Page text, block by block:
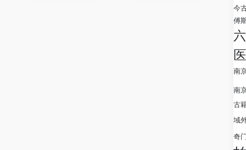
今
傅
南
南
古
域
奇